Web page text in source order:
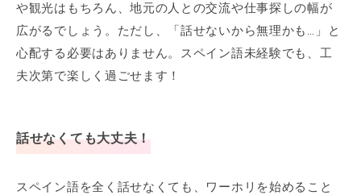
や観光はもちろん、地元の人との交流や仕事探しの幅が
広がるでしょう。ただし、「話せないから無理かも…」と
心配する必要はありません。スペイン語未経験でも、工
夫次第で楽しく過ごせます！
話せなくても大丈夫！
スペイン語を全く話せなくても、ワーホリを始めること